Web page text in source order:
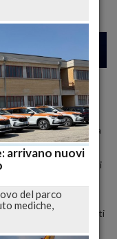
26
più calda dal 2003 e la
gli ultimi dati usciti
che lascia
saranno le frequenti
arrivano nuovi
del parco
mediche,